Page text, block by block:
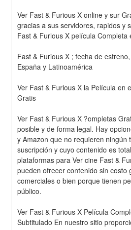
Ver Fast & Furious X online y sur
gracias a sus servidores, rapidos y
Fast & Furious X película Completa
Fast & Furious X ; fecha de
España y Latinoamérica
Ver Fast & Furious X la Película en
Gratis
Ver Fast & Furious X ?ompletas
posible y de forma legal. Hay
y Amazon que no requieren ningún
suscripción y cuyo contenido es
plataformas para Ver cine Fast &
pueden ofrecer contenido sin costo
comerciales o bien porque tienen
público.
Ver Fast & Furious X Película
Subtitulado En nuestro sitio